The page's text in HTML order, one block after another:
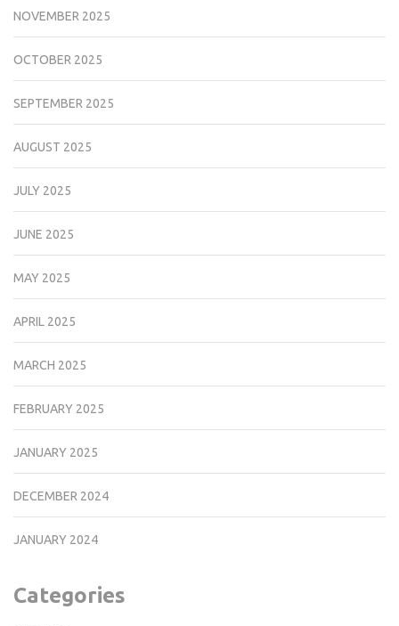
NOVEMBER 2025
OCTOBER 2025
SEPTEMBER 2025
AUGUST 2025
JULY 2025
JUNE 2025
MAY 2025
APRIL 2025
MARCH 2025
FEBRUARY 2025
JANUARY 2025
DECEMBER 2024
JANUARY 2024
Categories